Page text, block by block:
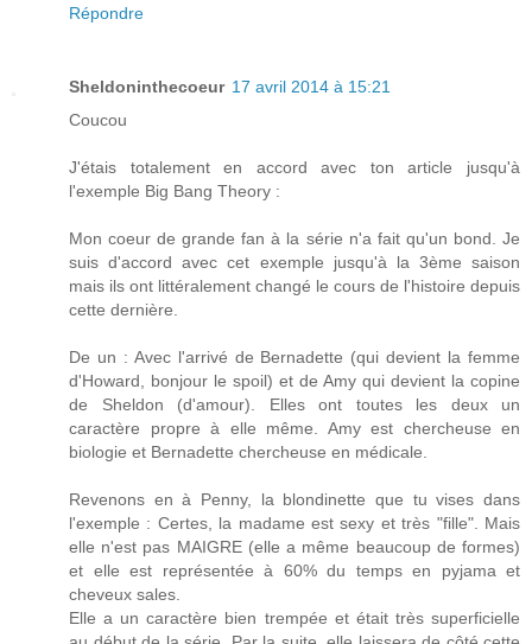
Répondre
Sheldoninthecoeur 17 avril 2014 à 15:21
Coucou
J'étais totalement en accord avec ton article jusqu'à
l'exemple Big Bang Theory :
Mon coeur de grande fan à la série n'a fait qu'un bond. Je
suis d'accord avec cet exemple jusqu'à la 3ème saison
mais ils ont littéralement changé le cours de l'histoire depuis
cette dernière.
De un : Avec l'arrivé de Bernadette (qui devient la femme
d'Howard, bonjour le spoil) et de Amy qui devient la copine
de Sheldon (d'amour). Elles ont toutes les deux un
caractère propre à elle même. Amy est chercheuse en
biologie et Bernadette chercheuse en médicale.
Revenons en à Penny, la blondinette que tu vises dans
l'exemple : Certes, la madame est sexy et très "fille". Mais
elle n'est pas MAIGRE (elle a même beaucoup de formes)
et elle est représentée à 60% du temps en pyjama et
cheveux sales.
Elle a un caractère bien trempée et était très superficielle